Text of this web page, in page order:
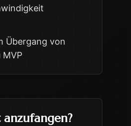
Übergang von
anzufangen?